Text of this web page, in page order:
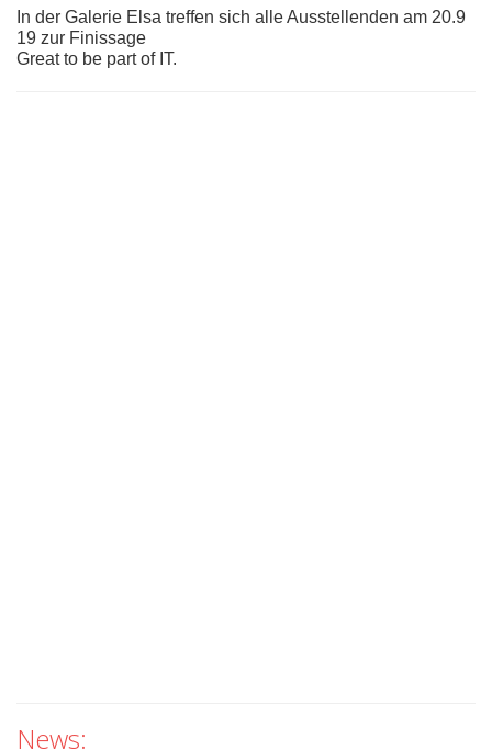
In der Galerie Elsa treffen sich alle Ausstellenden am 20.9
19 zur Finissage
Great to be part of IT.
News: